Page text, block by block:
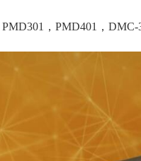
，PMD401，DMC-